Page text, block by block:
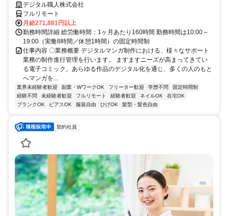
デジタル職人株式会社
フルリモート
月給271,881円以上
勤務時間詳細 総労働時間：1ヶ月あたり160時間 勤務時間は10:00～
19:00（実働8時間／休憩1時間）の固定時間制
仕事内容 〇業務概要 デジタルマンガ制作における、様々なサポート
業務の制作進行管理を行います。 ますますニーズが高まってきてい
る電子コミック。あらゆる作品のデジタル化を通じ、多くの人のもと
へマンガを...
業界未経験者歓迎 副業・WワークOK フリーター歓迎 学歴不問
固定時間制
経験不問
未経験者歓迎 フルリモート 経験者歓迎 ネイルOK
在宅OK
ブランクOK
ピアスOK 服装自由 ひげOK 髪型・髪色自由
契約社員